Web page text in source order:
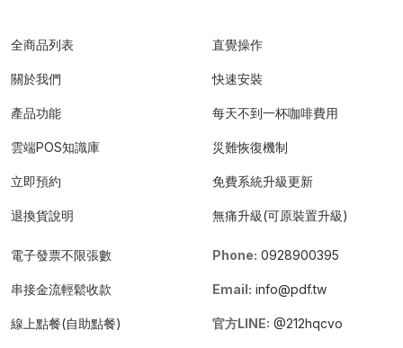
全商品列表
關於我們
產品功能
雲端POS知識庫
立即預約
退換貨說明
直覺操作
快速安裝
每天不到一杯咖啡費用
災難恢復機制
免費系統升級更新
無痛升級(可原裝置升級)
電子發票不限張數
串接金流輕鬆收款
線上點餐(自助點餐)
Phone: 0928900395
Email: info@pdf.tw
官方LINE: @212hqcvo